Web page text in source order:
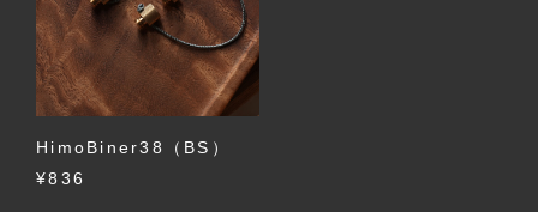
HimoBiner38（BS）
¥836